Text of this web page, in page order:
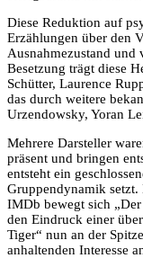
Diese Reduktion auf
Erzählungen über den
Ausnahmezustand und
Besetzung trägt diese
Schütter, Laurence
das durch weitere
Urzendowsky, Yoran
Mehrere Darsteller
präsent und bringen
entsteht ein
Gruppendynamik
IMDb bewegt sich
den Eindruck einer
Tiger“ nun an der
anhaltenden Interesse